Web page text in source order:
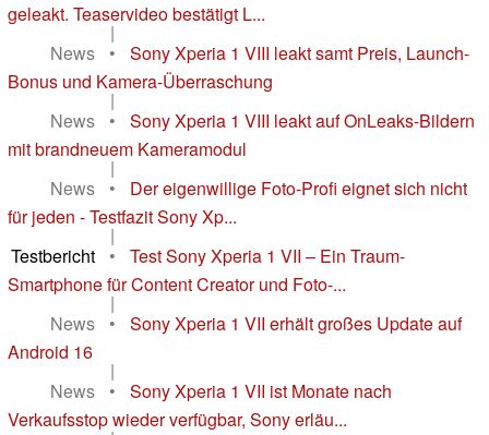
geleakt. Teaservideo bestätigt L...
|
News
•
Sony Xperia 1 VIII leakt samt Preis, Launch-
Bonus und Kamera-Überraschung
|
News
•
Sony Xperia 1 VIII leakt auf OnLeaks-Bildern
mit brandneuem Kameramodul
|
News
•
Der eigenwillige Foto-Profi eignet sich nicht
für jeden - Testfazit Sony Xp...
|
Testbericht
•
Test Sony Xperia 1 VII – Ein Traum-
Smartphone für Content Creator und Foto-...
|
News
•
Sony Xperia 1 VII erhält großes Update auf
Android 16
|
News
•
Sony Xperia 1 VII ist Monate nach
Verkaufsstop wieder verfügbar, Sony erläu...